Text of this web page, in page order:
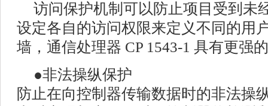
访问保护机制可以防止项目受到未
设定各自的访问权限来定义不同的用
墙，通信处理器 CP 1543-1 具有更强
●非法操纵保护
防止在向控制器传输数据时的非法操